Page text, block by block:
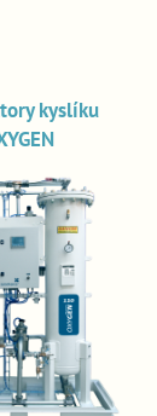
kyslíku